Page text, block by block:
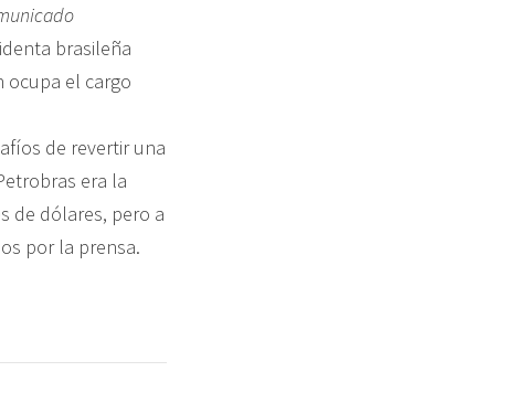
brasileña
ocupa el cargo
de revertir una
era la
de dólares, pero a
por la prensa.